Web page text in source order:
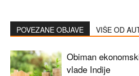
POVEZANE OBJAVE VIŠE OD
Obiman
vlade Indije